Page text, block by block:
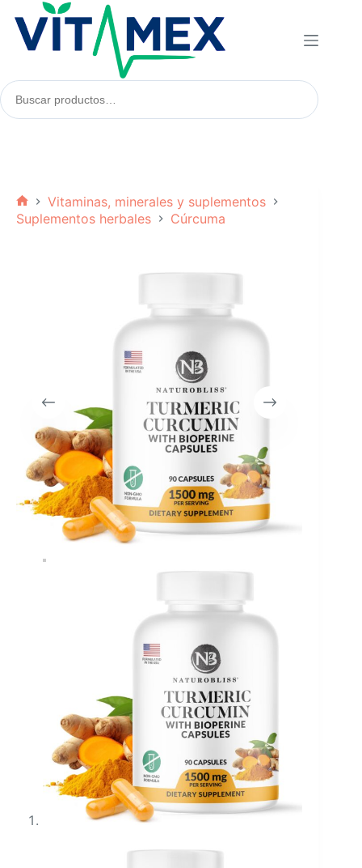
contenido
Buscar
productos:
Inicio
Vitaminas, minerales y suplementos
Suplementos herbales
Cúrcuma